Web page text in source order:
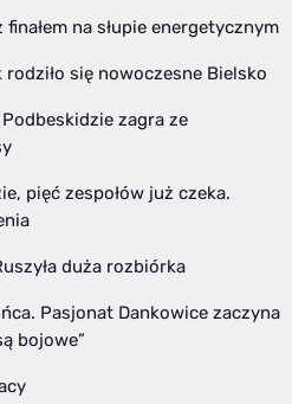
finałem na słupie energetycznym
się nowoczesne Bielsko
zagra ze
pięć zespołów już czeka.
duża rozbiórka
Pasjonat Dankowice zaczyna
bojowe”